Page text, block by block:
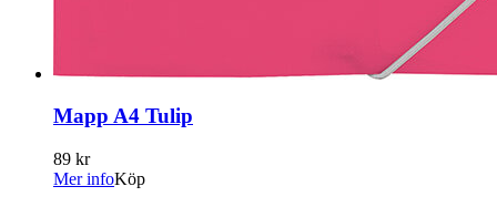
Mapp A4 Tulip
89 kr
Mer infoKöp